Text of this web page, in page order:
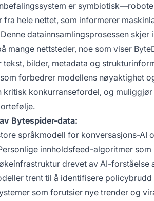
er
fra hele nettet, som informerer
datainnsamlingsprosessen
mange nettsteder, noe som viser
tekst, bilder, metadata og
forbedrer modellens nøyaktighet
kritisk konkurransefordel, og
Bytespider-data:
språkmodell for konversasjons-AI
innholdsfeed-algoritmer
drevet av AI-forståelse
trent til å identifisere
som forutsier nye trender og